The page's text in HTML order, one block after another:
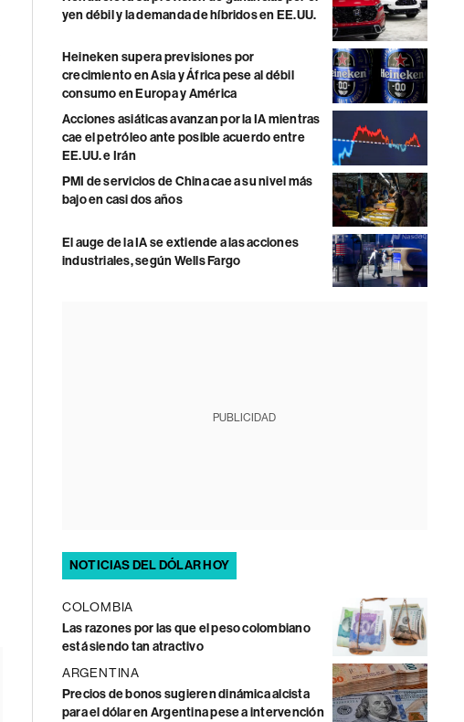
yen débil y la demanda de híbridos en EE.UU.
Heineken supera previsiones por
crecimiento en Asia y África pese al débil
consumo en Europa y América
Acciones asiáticas avanzan por la IA mientras
cae el petróleo ante posible acuerdo entre
EE.UU. e Irán
PMI de servicios de China cae a su nivel más
bajo en casi dos años
El auge de la IA se extiende a las acciones
industriales, según Wells Fargo
PUBLICIDAD
NOTICIAS DEL DÓLAR HOY
COLOMBIA
Las razones por las que el peso colombiano
está siendo tan atractivo
ARGENTINA
Precios de bonos sugieren dinámica alcista
para el dólar en Argentina pese a intervención